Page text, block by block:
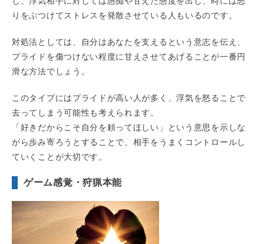
りをぶつけてストレスを発散させている人もいるのです。
対処法としては、自分はあなたを支えるという意志を伝え、
プライドを傷つけない程度に甘えさせてあげることが一番円
滑な方法でしょう。
このタイプにはプライドが高い人が多く、浮気を怒ることで
去ってしまう可能性も考えられます。
「好きだからこそ自分を頼ってほしい」という意思を示しな
がら歩み寄ろうとすることで、相手をうまくコントロールし
ていくことが大切です。
ゲーム感覚・狩猟本能